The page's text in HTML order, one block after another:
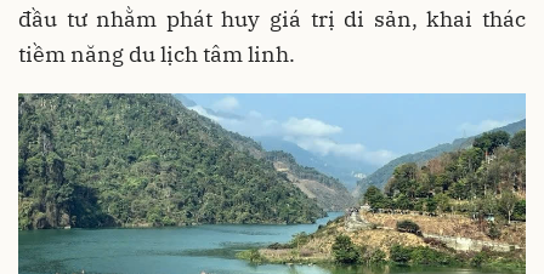
đầu tư nhằm phát huy giá trị di sản, khai thác
tiềm năng du lịch tâm linh.